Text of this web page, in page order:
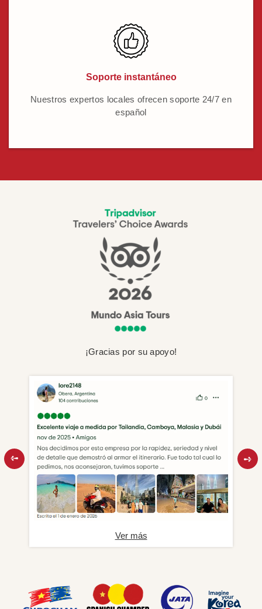
Soporte instantáneo
Nuestros expertos locales ofrecen soporte 24/7 en
español
¡Gracias por su apoyo!
Ver más